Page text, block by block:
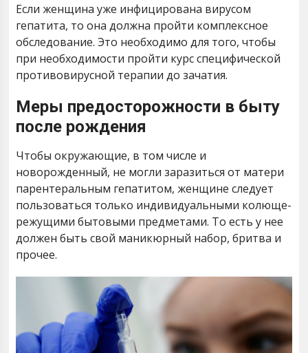
Если женщина уже инфицирована вирусом
гепатита, то она должна пройти комплексное
обследование. Это необходимо для того, чтобы
при необходимости пройти курс специфической
противовирусной терапии до зачатия.
Меры предосторожности в быту
после рождения
Чтобы окружающие, в том числе и
новорожденный, не могли заразиться от матери
парентеральным гепатитом, женщине следует
пользоваться только индивидуальными колюще-
режущими бытовыми предметами. То есть у нее
должен быть свой маникюрный набор, бритва и
прочее.